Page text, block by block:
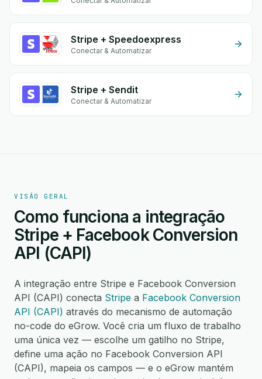
Stripe + Speedoexpress
Conectar & Automatizar
Stripe + Sendit
Conectar & Automatizar
VISÃO GERAL
Como funciona a integração
Stripe + Facebook Conversion
API (CAPI)
A integração entre Stripe e Facebook Conversion
API (CAPI) conecta Stripe a Facebook Conversion
API (CAPI) através do mecanismo de automação
no-code do eGrow. Você cria um fluxo de trabalho
uma única vez — escolhe um gatilho no Stripe,
define uma ação no Facebook Conversion API
(CAPI), mapeia os campos — e o eGrow mantém